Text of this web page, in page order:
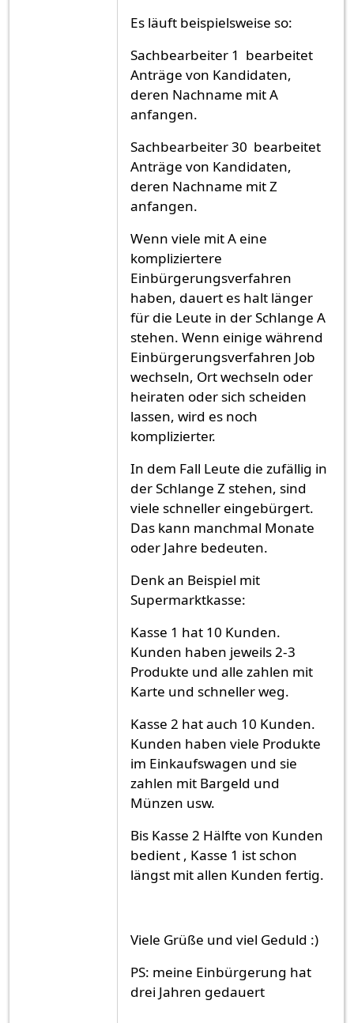
Es läuft beispielsweise so:
Sachbearbeiter 1 bearbeitet
Anträge von Kandidaten,
deren Nachname mit A
anfangen.
Sachbearbeiter 30 bearbeitet
Anträge von Kandidaten,
deren Nachname mit Z
anfangen.
Wenn viele mit A eine
kompliziertere
Einbürgerungsverfahren
haben, dauert es halt länger
für die Leute in der Schlange A
stehen. Wenn einige während
Einbürgerungsverfahren Job
wechseln, Ort wechseln oder
heiraten oder sich scheiden
lassen, wird es noch
komplizierter.
In dem Fall Leute die zufällig in
der Schlange Z stehen, sind
viele schneller eingebürgert.
Das kann manchmal Monate
oder Jahre bedeuten.
Denk an Beispiel mit
Supermarktkasse:
Kasse 1 hat 10 Kunden.
Kunden haben jeweils 2-3
Produkte und alle zahlen mit
Karte und schneller weg.
Kasse 2 hat auch 10 Kunden.
Kunden haben viele Produkte
im Einkaufswagen und sie
zahlen mit Bargeld und
Münzen usw.
Bis Kasse 2 Hälfte von Kunden
bedient , Kasse 1 ist schon
längst mit allen Kunden fertig.
Viele Grüße und viel Geduld :)
PS: meine Einbürgerung hat
drei Jahren gedauert